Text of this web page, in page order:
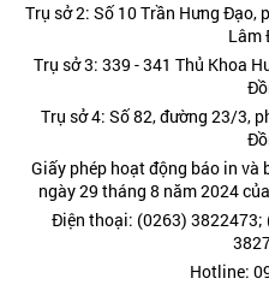
Trụ sở 2: Số 10 Trần Hưng Đạo,
Lâm
Trụ sở 3: 339 - 341 Thủ Khoa
Trụ sở 4: Số 82, đường 23/3,
Giấy phép hoạt động báo in và
ngày 29 tháng 8 năm 2024
Điện thoại: (0263) 3822473;
Hotline: